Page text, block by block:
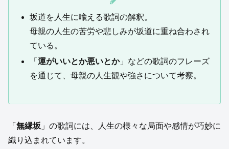
坂道を人生に喩える歌詞の解釈。
母親の人生の苦労や悲しみが坂道に重ね合わされ
ている。
「運がいいとか悪いとか」などの歌詞のフレーズ
を通じて、母親の人生観や強さについて考察。
「 無縁坂 」の歌詞には、人生の様々な局面や感情が巧妙に
織り込まれています。